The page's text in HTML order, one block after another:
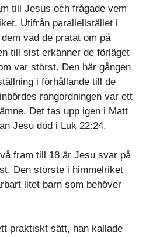
till Jesus och frågade vem
Utifrån parallellstället i
vad de pratat om på
till sist erkänner de förläget
var störst. Den här gången
i förhållande till de
rangordningen var ett
Det tas upp igen i Matt
Jesu död i Luk 22:24.
fram till 18 är Jesu svar på
Den störste i himmelriket
litet barn som behöver
praktiskt sätt, han kallade